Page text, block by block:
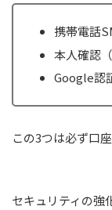
携帯電話
本人確認
Google認
この3つは必ず口
セキュリティの強